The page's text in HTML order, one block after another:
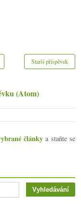
Starší příspěvek
(Atom)
články a staňte se